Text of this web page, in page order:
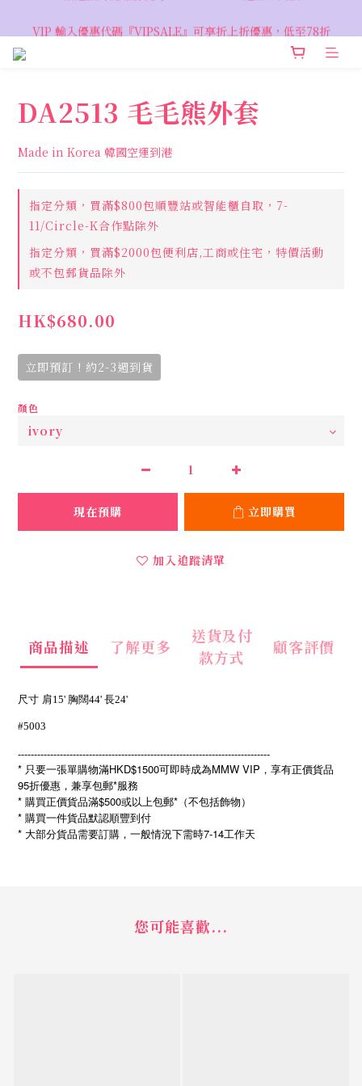
VIP 輸入優惠代碼『VIPSALE』可享折上折優惠，低至78折
DA2513 毛毛熊外套
Made in Korea 韓國空運到港
指定分類，買滿$800包順豐站或智能櫃自取，7-
11/Circle-K合作點除外
指定分類，買滿$2000包便利店,工商或住宅，特價活動
或不包郵貨品除外
HK$680.00
立即預訂 ! 約2-3週到貨
顏色
現在預購 立即購買
加入追蹤清單
商品描述 了解更多
送貨及付
款方式
顧客評價
尺寸 肩15' 胸闊44' 長24'
#5003
------------------------------------------------------------------------------
* 只要一張單購物滿HKD$1500可即時成為MMW VIP，享有正價貨品
95折優惠，兼享包郵*服務
* 購買正價貨品滿$500或以上包郵*（不包括飾物）
* 購買一件貨品默認順豐到付
* 大部分貨品需要訂購，一般情況下需時7-14工作天
您可能喜歡...